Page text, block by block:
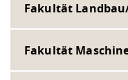
Fakultät
Fakultät